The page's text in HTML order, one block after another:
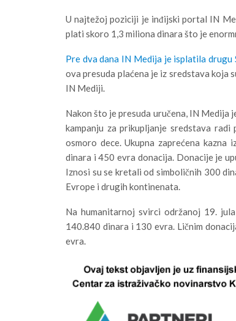
U najtežoj poziciji je inđijski portal IN
plati skoro 1,3 miliona dinara što je
Pre dva dana IN Medija je isplatila
ova presuda plaćena je iz sredstava koja
IN Mediji.
Nakon što je presuda uručena, IN Medija
kampanju za prikupljanje sredstava
osmoro dece. Ukupna zaprećena
dinara i 450 evra donacija. Donacije je
Iznosi su se kretali od simboličnih 300
Evrope i drugih kontinenata.
Na humanitarnoj svirci održanoj 19.
140.840 dinara i 130 evra. Ličnim
evra.